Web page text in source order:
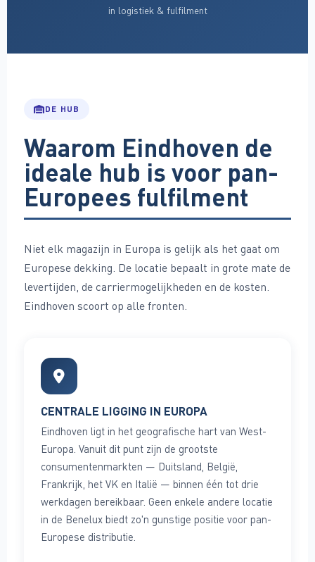
in logistiek & fulfilment
DE HUB
Waarom Eindhoven de
ideale hub is voor pan-
Europees fulfilment
Niet elk magazijn in Europa is gelijk als het gaat om
Europese dekking. De locatie bepaalt in grote mate de
levertijden, de carriermogelijkheden en de kosten.
Eindhoven scoort op alle fronten.
CENTRALE LIGGING IN EUROPA
Eindhoven ligt in het geografische hart van West-
Europa. Vanuit dit punt zijn de grootste
consumentenmarkten — Duitsland, België,
Frankrijk, het VK en Italië — binnen één tot drie
werkdagen bereikbaar. Geen enkele andere locatie
in de Benelux biedt zo'n gunstige positie voor pan-
Europese distributie.